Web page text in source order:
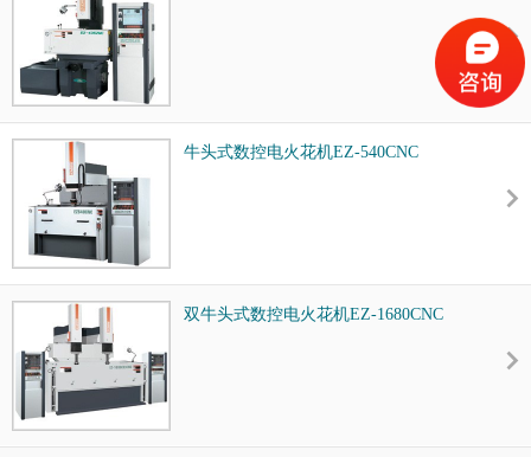
牛头式数控电火花机EZ-540CNC
双牛头式数控电火花机EZ-1680CNC